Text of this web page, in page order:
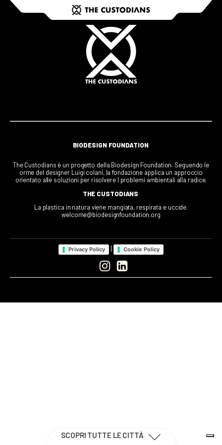
BIODESIGN FOUNDATION
The Custodians è un progetto della Biodesign Foundation. Seguendo le
orme del designer Luigi colani, la fondazione applica un approccio
orientato alle soluzioni per risolvere I problemi ambientali alla radice.
THE CUSTODIANS
La plastica in natura viene mangiata, respirata e uccide.
welcome@biodesignfoundation.org
Privacy Policy Cookie Policy
SCOPRI TUTTE LE CITTÀ